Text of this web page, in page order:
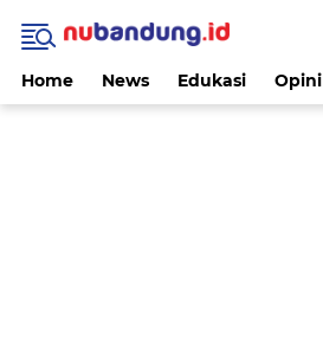
Home News Edukasi Opini